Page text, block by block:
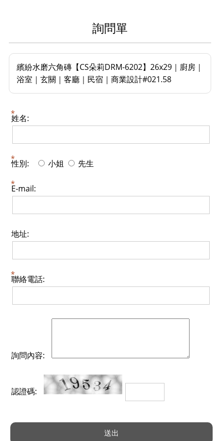
詢問單
繽紛水磨六角磚【CS朵莉DRM-6202】26x29｜廚房｜
浴室｜玄關｜客廳｜民宿｜商業設計#021.58
姓名:
性別: 小姐 先生
E-mail:
地址:
聯絡電話:
詢問內容:
認證碼: